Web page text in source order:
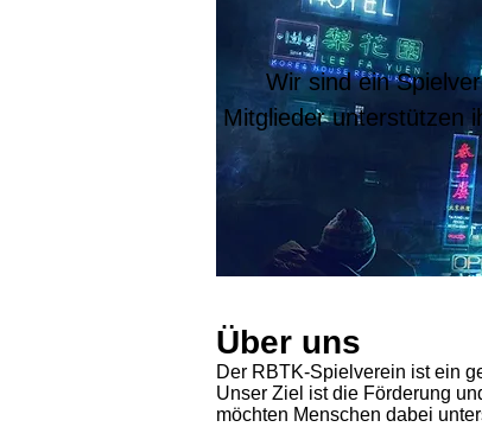
Wir sind ein
Mitglieder unterstützen
Über uns
Der RBTK-Spielverein ist ein
Unser Ziel ist die Förderung
möchten Menschen dabei